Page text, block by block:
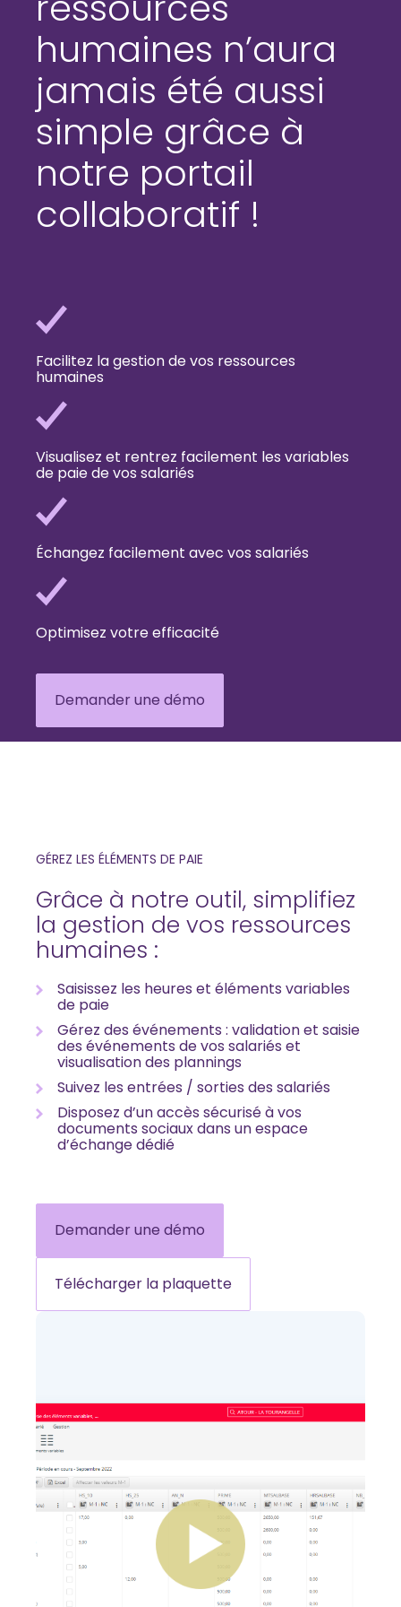
humaines n’aura
jamais été aussi
simple grâce à
notre portail
collaboratif !
Facilitez la gestion de vos ressources
humaines
Visualisez et rentrez facilement les variables
de paie de vos salariés
Échangez facilement avec vos salariés
Optimisez votre efficacité
Demander une démo
GÉREZ LES ÉLÉMENTS DE PAIE
Grâce à notre outil, simplifiez
la gestion de vos ressources
humaines :
Saisissez les heures et éléments variables
de paie
Gérez des événements : validation et saisie
des événements de vos salariés et
visualisation des plannings
Suivez les entrées / sorties des salariés
Disposez d’un accès sécurisé à vos
documents sociaux dans un espace
d’échange dédié
Demander une démo
Télécharger la plaquette